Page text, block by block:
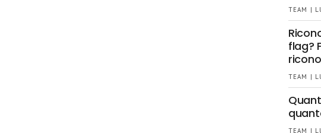
TEAM |
flag?
TEAM |
TEAM |